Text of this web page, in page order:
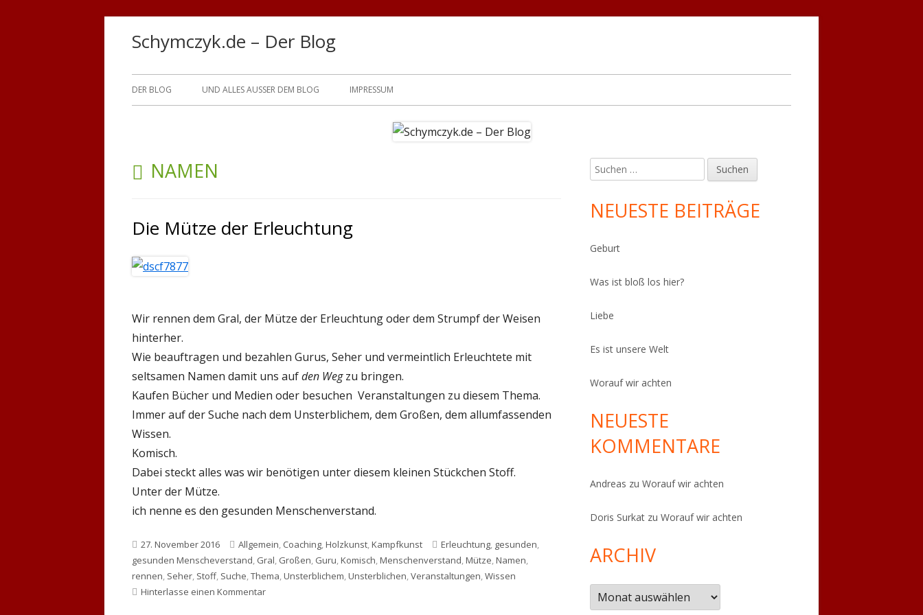
Schymczyk.de – Der Blog
Primäres
DER BLOG UND ALLES AUSSER DEM BLOG IMPRESSUM
SCHLAGWORT:
NAMEN
Die Mütze der Erleuchtung
Wir rennen dem Gral, der Mütze der Erleuchtung oder dem Strumpf der Weisen
hinterher.
Wie beauftragen und bezahlen Gurus, Seher und vermeintlich Erleuchtete mit
seltsamen Namen damit uns aufden Wegzu bringen.
Kaufen Bücher und Medien oder besuchen Veranstaltungen zu diesem Thema.
Immer auf der Suche nach dem Unsterblichem, dem Großen, dem allumfassenden
Wissen.
Komisch.
Dabei steckt alles was wir benötigen unter diesem kleinen Stückchen Stoff.
Unter der Mütze.
ich nenne es den gesunden Menschenverstand.
Veröffentlicht
am
27. November 2016 Kategorien
Allgemein, Coaching,Holzkunst,Kampfkunst Schlagwörter
Erleuchtung, gesunden,
gesunden Menscheverstand, Gral, Großen, Guru,Komisch,Menschenverstand,Mütze,Namen,
rennen, Seher, Stoff, Suche,Thema,Unsterblichem,Unsterblichen,Veranstaltungen,Wissen
Hinterlasse einen Kommentarzu Die Mütze der Erleuchtung
Haupt-
Seitenleiste
Suchen
nach:
NEUESTE BEITRÄGE
Geburt
Was ist bloß los hier?
Liebe
Es ist unsere Welt
Worauf wir achten
NEUESTE
KOMMENTARE
Andreas zuWorauf wir achten
Doris Surkat zuWorauf wir achten
ARCHIV
Archiv